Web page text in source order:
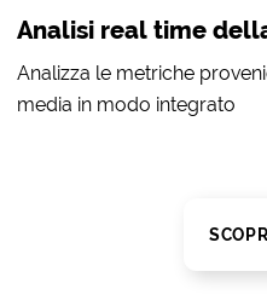
Analisi real time
Analizza le metriche
media in modo integrato